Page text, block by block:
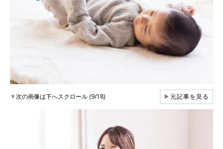
▼次の画像は下へスクロール (9/18) ▶元記事を見る